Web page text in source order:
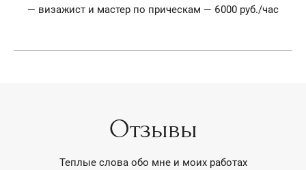
— визажист и мастер по прическам — 6000 руб./час
Отзывы
Теплые слова обо мне и моих работах